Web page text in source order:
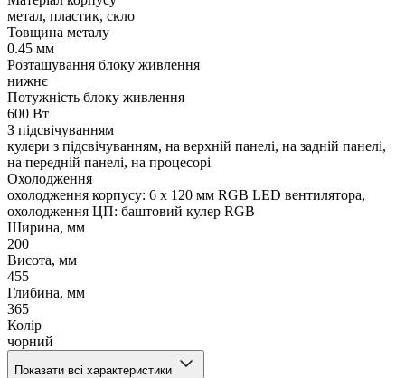
метал, пластик, скло
Товщина металу
0.45 мм
Розташування блоку живлення
нижнє
Потужність блоку живлення
600 Вт
З підсвічуванням
кулери з підсвічуванням, на верхній панелі, на задній панелі,
на передній панелі, на процесорі
Охолодження
охолодження корпусу: 6 x 120 мм RGB LED вентилятора,
охолодження ЦП: баштовий кулер RGB
Ширина, мм
200
Висота, мм
455
Глибина, мм
365
Колір
чорний
Показати всі характеристики